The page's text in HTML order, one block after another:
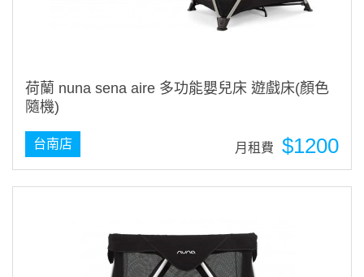
荷蘭 nuna sena aire 多功能嬰兒床 遊戲床(顏色
隨機)
$1200
月租費
台南店